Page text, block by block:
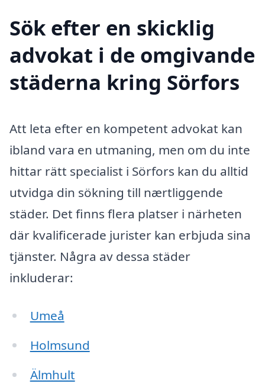
Sök efter en skicklig
advokat i de omgivande
städerna kring Sörfors
Att leta efter en kompetent advokat kan
ibland vara en utmaning, men om du inte
hittar rätt specialist i Sörfors kan du alltid
utvidga din sökning till nærtliggende
städer. Det finns flera platser i närheten
där kvalificerade jurister kan erbjuda sina
tjänster. Några av dessa städer
inkluderar:
Umeå
Holmsund
Älmhult